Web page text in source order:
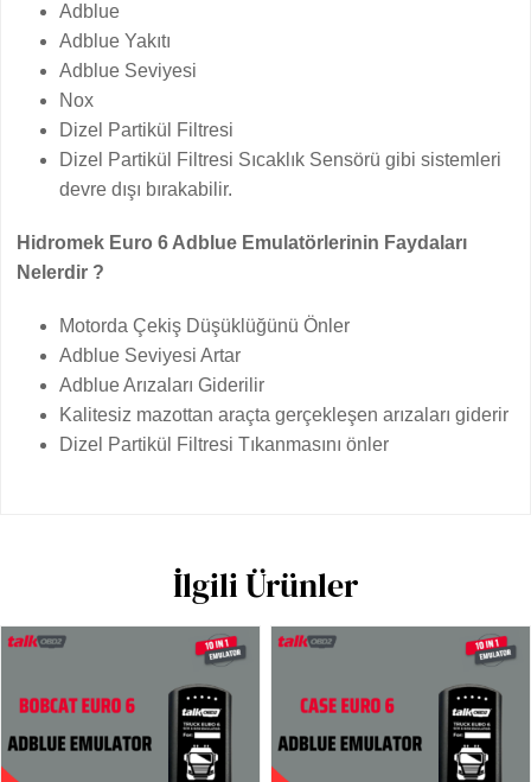
Adblue
Adblue Yakıtı
Adblue Seviyesi
Nox
Dizel Partikül Filtresi
Dizel Partikül Filtresi Sıcaklık Sensörü gibi sistemleri
devre dışı bırakabilir.
Hidromek Euro 6 Adblue Emulatörlerinin Faydaları
Nelerdir ?
Motorda Çekiş Düşüklüğünü Önler
Adblue Seviyesi Artar
Adblue Arızaları Giderilir
Kalitesiz mazottan araçta gerçekleşen arızaları giderir
Dizel Partikül Filtresi Tıkanmasını önler
İlgili Ürünler